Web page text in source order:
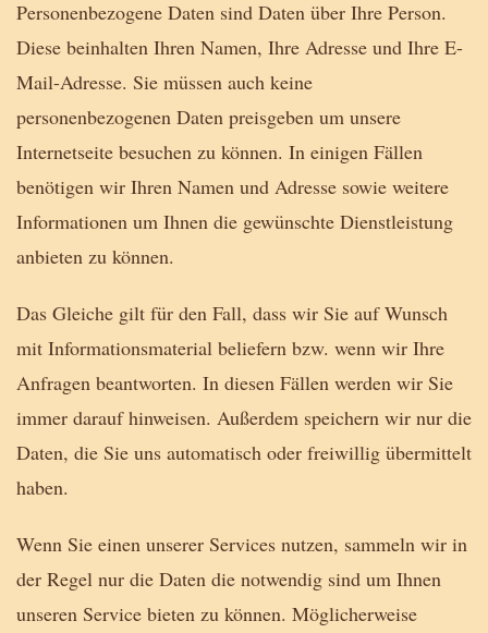
Personenbezogene Daten sind Daten über Ihre Person.
Diese beinhalten Ihren Namen, Ihre Adresse und Ihre E-
Mail-Adresse. Sie müssen auch keine
personenbezogenen Daten preisgeben um unsere
Internetseite besuchen zu können. In einigen Fällen
benötigen wir Ihren Namen und Adresse sowie weitere
Informationen um Ihnen die gewünschte Dienstleistung
anbieten zu können.
Das Gleiche gilt für den Fall, dass wir Sie auf Wunsch
mit Informationsmaterial beliefern bzw. wenn wir Ihre
Anfragen beantworten. In diesen Fällen werden wir Sie
immer darauf hinweisen. Außerdem speichern wir nur die
Daten, die Sie uns automatisch oder freiwillig übermittelt
haben.
Wenn Sie einen unserer Services nutzen, sammeln wir in
der Regel nur die Daten die notwendig sind um Ihnen
unseren Service bieten zu können. Möglicherweise